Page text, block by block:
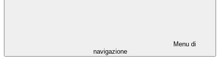
Menu di
navigazione